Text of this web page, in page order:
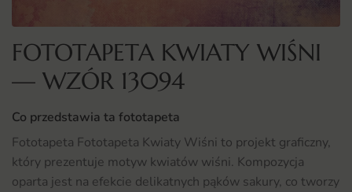
FOTOTAPETA KWIATY WIŚNI
— WZÓR 13094
Co przedstawia ta fototapeta
Fototapeta Fototapeta Kwiaty Wiśni to projekt graficzny,
który prezentuje motyw kwiatów wiśni. Kompozycja
oparta jest na efekcie delikatnych pąków sakury, co tworzy